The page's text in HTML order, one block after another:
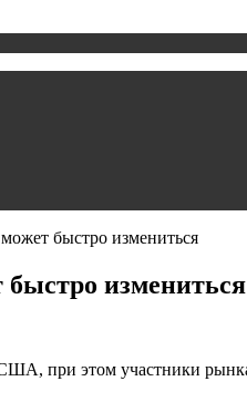
быстро измениться
быстро измениться
при этом участники